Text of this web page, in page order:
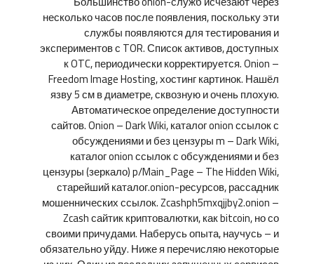
несколько часов после появления, поскольку эти
службы появляются для тестирования и
экспериментов с TOR. Список активов, доступных
к OTC, периодически корректируется. Onion –
Freedom Image Hosting, хостинг картинок. Нашёл
язву 5 см в диаметре, сквозную и очень плохую.
Автоматическое определение доступности
сайтов. Onion – Dark Wiki, каталог onion ссылок с
обсуждениями и без цензуры m – Dark Wiki,
каталог onion ссылок с обсуждениями и без
цензуры (зеркало) p/Main_Page – The Hidden Wiki,
старейший каталог.onion-ресурсов, рассадник
мошеннических ссылок. Zcashph5mxqjjby2.onion –
Zcash сайтик криптовалютки, как bitcoin, но со
своими причудами. Наберусь опыта, научусь – и
обязательно уйду. Ниже я перечисляю некоторые